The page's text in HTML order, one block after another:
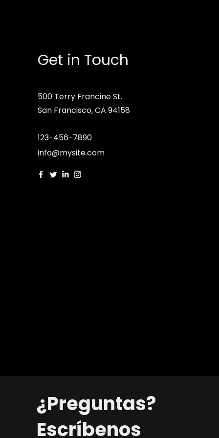
Get in Touch
500 Terry Francine St.
San Francisco, CA 94158
123-456-7890
info@mysite.com
¿Preguntas?
Escríbenos